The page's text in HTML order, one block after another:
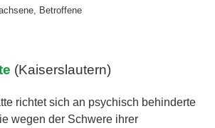
, Betroffene
(Kaiserslautern)
richtet sich an psychisch behinderte
wegen der Schwere ihrer